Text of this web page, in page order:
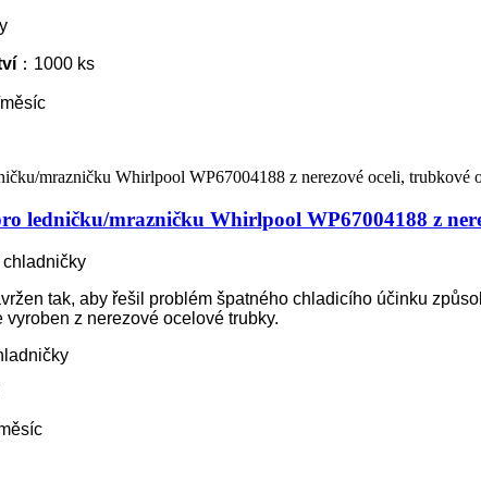
：1000 ks
ledničku/mrazničku Whirlpool WP67004188 z
tak, aby řešil problém špatného chladicího účinku
z nerezové ocelové trubky.